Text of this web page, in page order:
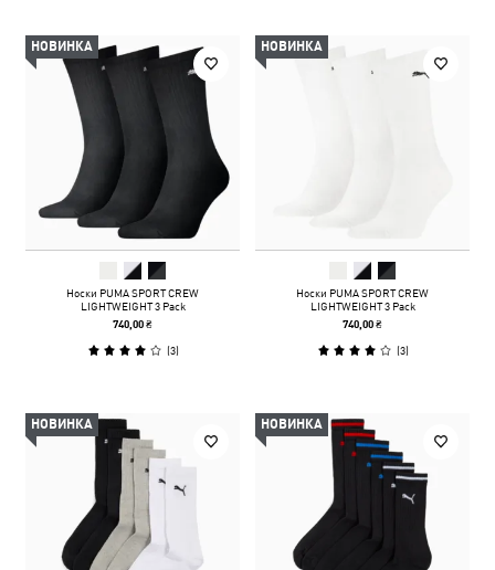
НОВИНКА
Носки PUMA SPORT CREW
LIGHTWEIGHT 3 Pack
740,00 ₴
(3)
НОВИНКА
Носки PUMA SPORT CREW
LIGHTWEIGHT 3 Pack
740,00 ₴
(3)
НОВИНКА НОВИНКА